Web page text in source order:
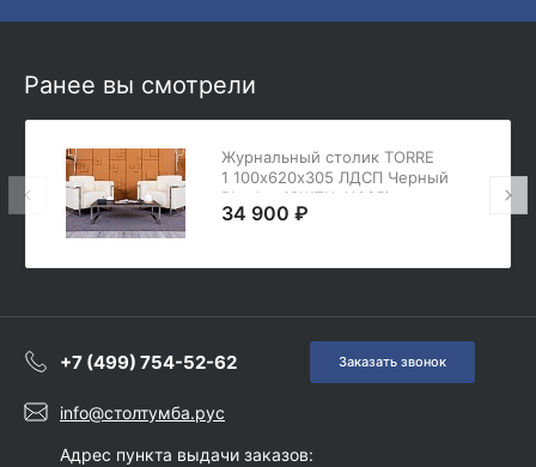
Ранее вы смотрели
Журнальный столик TORRE
1 100х620х305 ЛДСП Черный
Rhodos (СЖПЧ-11035)
34 900 ₽
+7 (499) 754-52-62 Заказать звонок
info@столтумба.рус
Адрес пункта выдачи заказов: